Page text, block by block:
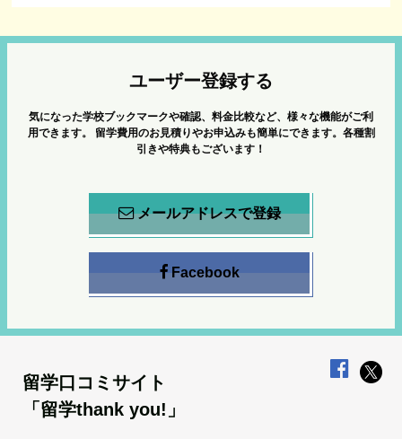
ユーザー登録する
気になった学校ブックマークや確認、料金比較など、様々な機能がご利
用できます。
留学費用のお見積りやお申込みも簡単にできます。各種割
引きや特典もございます！
メールアドレスで登録
Facebook
留学口コミサイト
「留学thank you!」